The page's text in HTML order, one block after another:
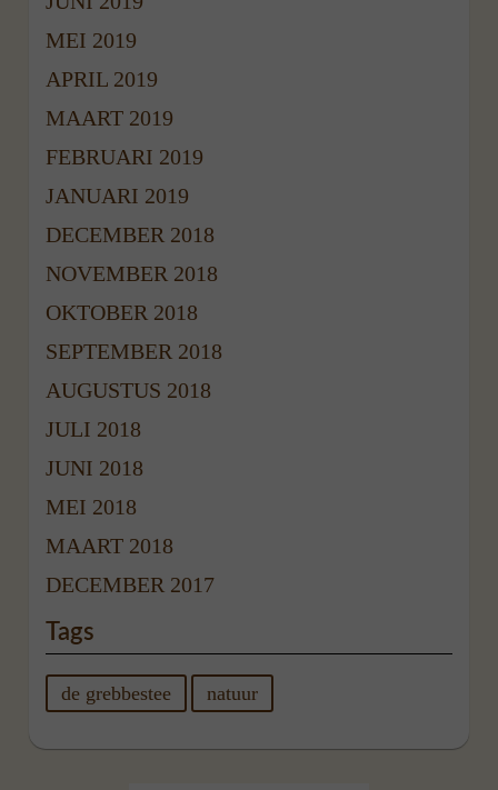
MEI 2019
APRIL 2019
MAART 2019
FEBRUARI 2019
JANUARI 2019
DECEMBER 2018
NOVEMBER 2018
OKTOBER 2018
SEPTEMBER 2018
AUGUSTUS 2018
JULI 2018
JUNI 2018
MEI 2018
MAART 2018
DECEMBER 2017
Tags
de grebbestee natuur